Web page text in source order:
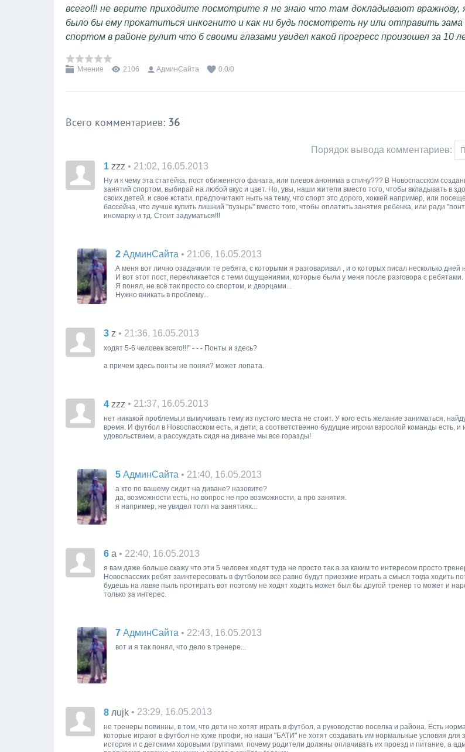
всего!!! не верите приходите посмотрите я не знаю что там докладывают
было бы ему прокатиться инкогнито и как ни будь посмотреть ну или отправить
спортом в районе рулит что б своими глазами увидел какой прогресс произошел за 10
Мнение 2106 АдминСайта 0.0/0
Всего комментариев: 36
Порядок вывода комментариев:
1 zzz • 21:02, 16.05.2013
Ну и к чему эта статейка, пост обиженного фаната, или плевок анонима в спину??? В Новоспасском
занятий спортом, выбирай на любой вкус и цвет. Но, увы, наши жители вместо того, чтобы вкладывать в
своих детей, и свое кстати, предпочитают ныть на тему, что спорт это дорого, хоккей например, или
бассейна, что лучше купить лишний "пузырь" вместо того, чтобы оплатить занятия ребенка, или ради
иномарку и тд. Стоит задуматься!!!
2 АдминСайта • 21:06, 16.05.2013
А меня вот лично озадачили те ребята, с которыми я разговаривал , и о которых писал несколько дней
И вот этот пост, перекликается с теми ощущениями, которые были у меня после разговора с ребятами.
Я понял, не всё так просто со спортом, и дворцами...
Нужно вникать в проблему...
3 z • 21:36, 16.05.2013
ходят 5-6 человек всего!!!" - - - Понты и здесь?
а причем здесь понты не понял? может лопата.
4 zzz • 21:37, 16.05.2013
нет никакой проблемы,и вымучивать тему из пустого места не стоит. У кого есть желание заниматься,
время. И футбол в Новоспасском есть, и дети, а соответственно будущие игроки взрослой команды есть, и
удовольствием, а рассуждать сидя на диване мы все горазды!
5 АдминСайта • 21:40, 16.05.2013
а кто по вашему сидит на диване? назовите?
да, возможности есть, но вопрос не про возможности, а про занятия.
я например, не увидел толп на занятиях...
6 a • 22:40, 16.05.2013
я вам даже больше скажу что эти 5 человек ходят туда не просто так а за каким то интересом просто
Новоспасских ребят заинтересовать в футболом все равно будут приезжие играть а смысл тогда ходить
будешь на лавке пыль протирать вот поэтому не ходят ходить может был бы другой тренер то может и
только за интерес.
7 АдминСайта • 22:43, 16.05.2013
вот и я так понял, что дело в тренере...
8 лujk • 23:29, 16.05.2013
не тренеры повинны, в том, что дети не хотят играть в футбол, а руководство поселка и района. Есть
которые играют в футбол не хуже профи, но наши "БАТИ" не хотят создавать им нормальные условия для
история и с детскими хоровыми группами, почему родители должны оплачивать их проезд и питание, а